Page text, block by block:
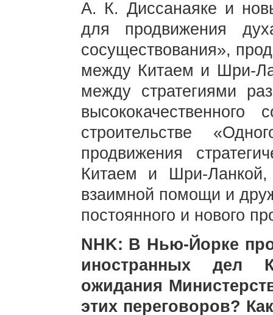
А. К. Диссанаяке и
для продвижения
сосуществования»,
между Китаем и Шри-
между стратегиями
высококачественного
строительстве
продвижения
Китаем и Шри-Ланкой,
взаимной помощи и
постоянного и нового
NHK: В Нью-Йорке
иностранных дел
ожидания
этих переговоров?